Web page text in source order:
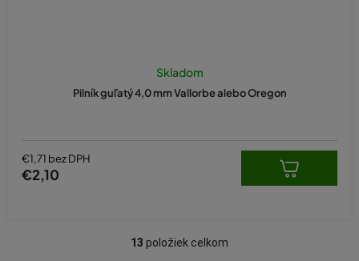
Pilník guľatý 4,0 mm Vallorbe alebo Oregon
Skladom
€1,71 bez DPH
€2,10
O
13 položiek celkom